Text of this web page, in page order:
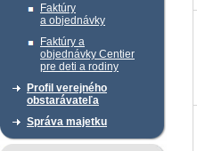
Faktúry
a objednávky
Faktúry a
objednávky Centier
pre deti a rodiny
Profil verejného
obstarávateľa
Správa majetku